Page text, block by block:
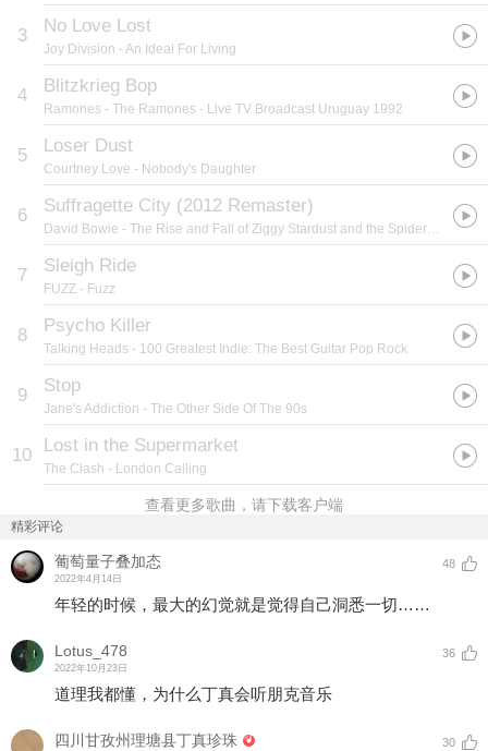
3 No Love Lost
Joy Division - An Ideal For Living
4 Blitzkrieg Bop
Ramones - The Ramones - Live TV Broadcast Uruguay 1992
5 Loser Dust
Courtney Love - Nobody's Daughter
6 Suffragette City (2012 Remaster)
David Bowie - The Rise and Fall of Ziggy Stardust and the Spiders from Mars (2012 Remaster)
7 Sleigh Ride
FUZZ - Fuzz
8 Psycho Killer
Talking Heads - 100 Greatest Indie: The Best Guitar Pop Rock
9 Stop
Jane's Addiction - The Other Side Of The 90s
10 Lost in the Supermarket
The Clash - London Calling
查看更多歌曲，请下载客户端
精彩评论
葡萄量子叠加态
2022年4月14日
48
年轻的时候，最大的幻觉就是觉得自己洞悉一切……
Lotus_478
2022年10月23日
36
道理我都懂，为什么丁真会听朋克音乐
四川甘孜州理塘县丁真珍珠 30